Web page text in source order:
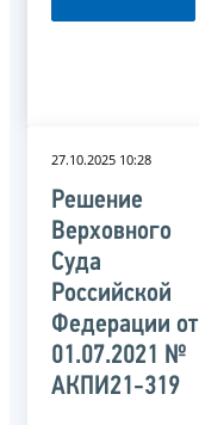
27.10.2025 10:28
Решение
Верховного
Суда
Российской
Федерации от
01.07.2021 №
АКПИ21-319